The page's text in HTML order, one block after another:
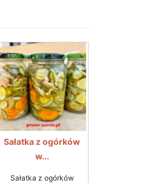
Sałatka z ogórków
w...
Sałatka z ogórków